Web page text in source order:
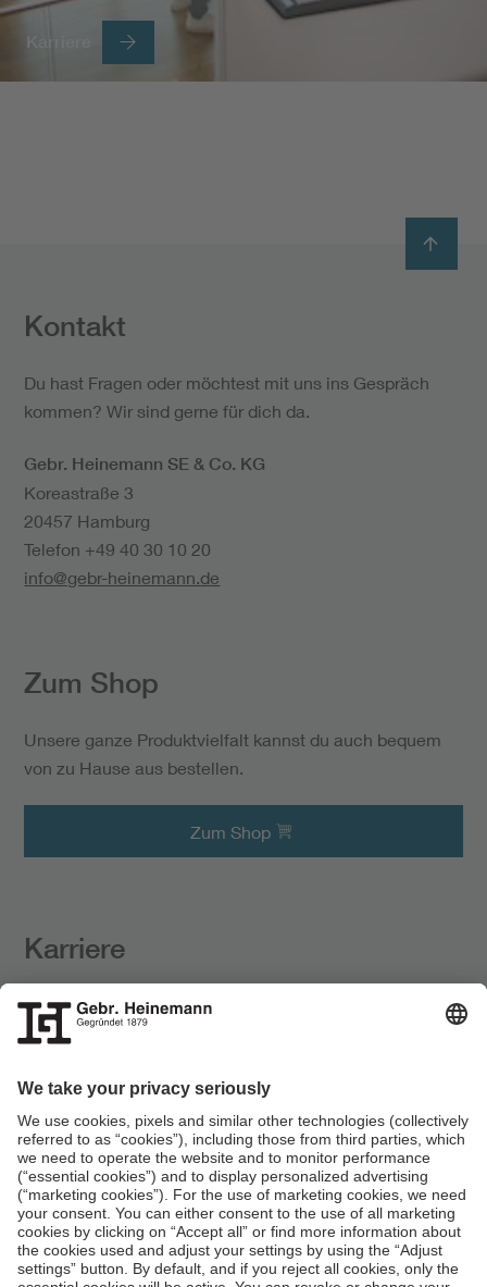
Kontakt
Du hast Fragen oder möchtest mit uns ins Gespräch
kommen? Wir sind gerne für dich da.
Gebr. Heinemann SE & Co. KG
Koreastraße 3
20457 Hamburg
Telefon +49 40 30 10 20
info@gebr-heinemann.de
Zum Shop
Unsere ganze Produktvielfalt kannst du auch bequem
von zu Hause aus bestellen.
Zum Shop
Karriere
Kunden zu begeistern ist unsere Leidenschaft. Deine
auch?
Zur